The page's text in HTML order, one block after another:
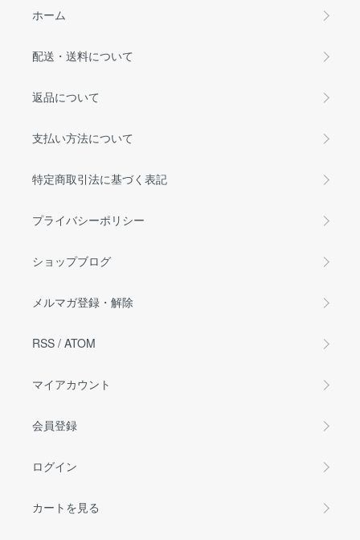
ホーム
配送・送料について
返品について
支払い方法について
特定商取引法に基づく表記
プライバシーポリシー
ショップブログ
メルマガ登録・解除
RSS / ATOM
マイアカウント
会員登録
ログイン
カートを見る